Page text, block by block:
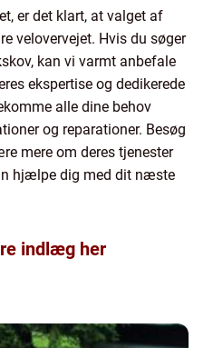
er det klart, at valget af
velovervejet. Hvis du søger
kan vi varmt anbefale
ekspertise og dedikerede
alle dine behov
og reparationer. Besøg
mere om deres tjenester
hjælpe dig med dit næste
indlæg her